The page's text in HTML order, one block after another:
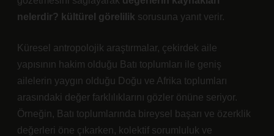
nelerdir? kültürel görelilik sorusuna yanıt verir.
Küresel antropolojik araştırmalar, çekirdek aile
yapısının hakim olduğu Batı toplumları ile geniş
ailelerin yaygın olduğu Doğu ve Afrika toplumları
arasındaki değer farklılıklarını gözler önüne seriyor.
Örneğin, Batı toplumlarında bireysel başarı ve özerklik
değerleri öne çıkarken, kolektif sorumluluk ve